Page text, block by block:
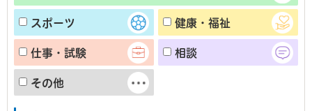
スポーツ 健康・福祉
仕事・試験 相談
その他